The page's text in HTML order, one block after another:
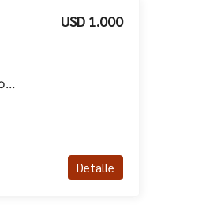
Apartamento luminoso y bien ubicado disponible en alquiler anual!!
USD 1.000
Detalle